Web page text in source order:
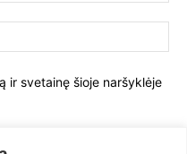
ir svetainę šioje naršyklėje